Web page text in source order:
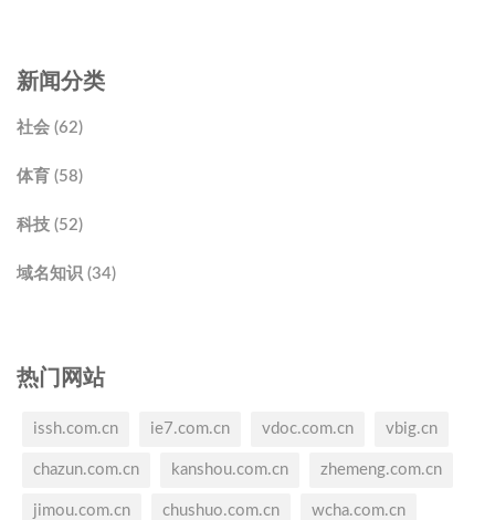
新闻分类
社会 (62)
体育 (58)
科技 (52)
域名知识 (34)
热门网站
issh.com.cn ie7.com.cn vdoc.com.cn vbig.cn
chazun.com.cn kanshou.com.cn zhemeng.com.cn
jimou.com.cn chushuo.com.cn wcha.com.cn